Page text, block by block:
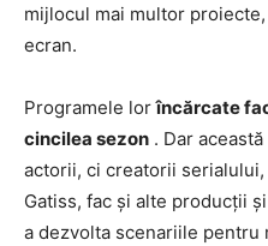
mijlocul mai multor
ecran.
Programele lorîncărcate
cincilea sezon . Dar
actorii, ci creatorii
Gatiss, fac și alte producții
a dezvolta scenariile pentru